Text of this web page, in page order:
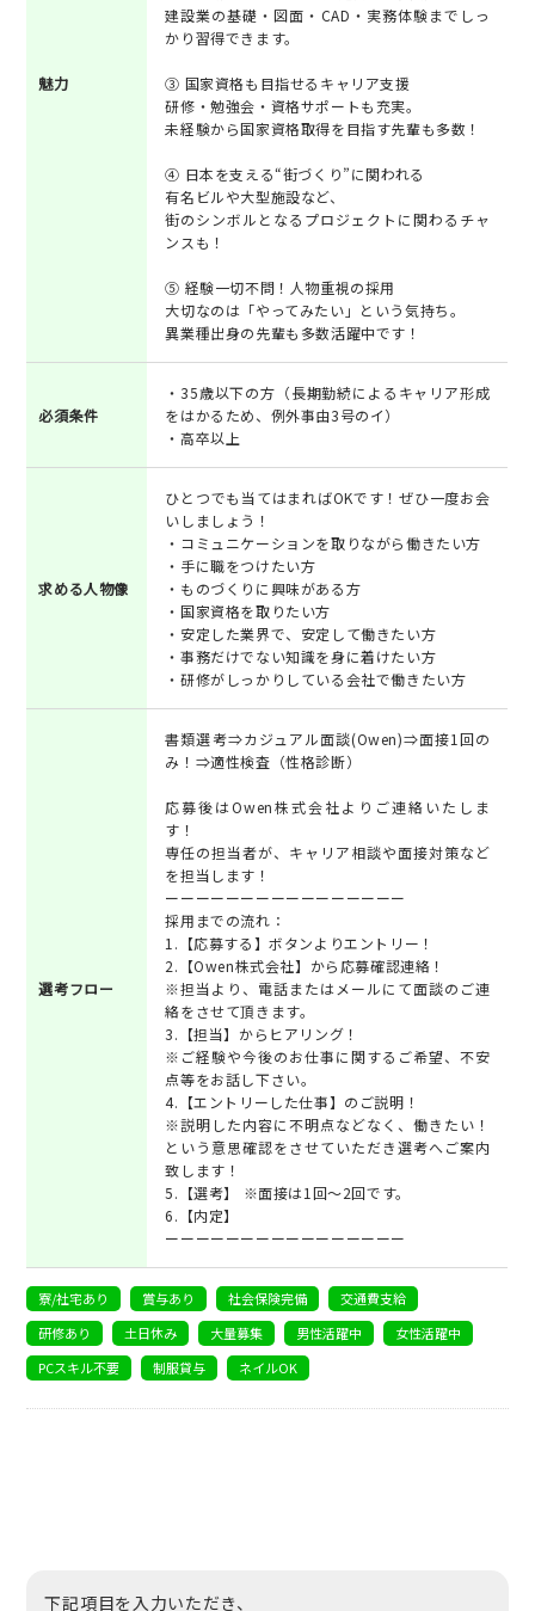
魅力
建設業の基礎・図面・CAD・実務体験までしっ
かり習得できます。
③ 国家資格も目指せるキャリア支援
研修・勉強会・資格サポートも充実。
未経験から国家資格取得を目指す先輩も多数！
④ 日本を支える“街づくり”に関われる
有名ビルや大型施設など、
街のシンボルとなるプロジェクトに関わるチャ
ンスも！
⑤ 経験一切不問！人物重視の採用
大切なのは「やってみたい」という気持ち。
異業種出身の先輩も多数活躍中です！
必須条件
・35歳以下の方（長期勤続によるキャリア形成
をはかるため、例外事由3号のイ）
・高卒以上
求める人物像
ひとつでも当てはまればOKです！ぜひ一度お会
いしましょう！
・コミュニケーションを取りながら働きたい方
・手に職をつけたい方
・ものづくりに興味がある方
・国家資格を取りたい方
・安定した業界で、安定して働きたい方
・事務だけでない知識を身に着けたい方
・研修がしっかりしている会社で働きたい方
選考フロー
書類選考⇒カジュアル面談(Owen)⇒面接1回の
み！⇒適性検査（性格診断）
応募後はOwen株式会社よりご連絡いたしま
す！
専任の担当者が、キャリア相談や面接対策など
を担当します！
ーーーーーーーーーーーーーーーー
採用までの流れ：
1.【応募する】ボタンよりエントリー！
2.【Owen株式会社】から応募確認連絡！
※担当より、電話またはメールにて面談のご連
絡をさせて頂きます。
3.【担当】からヒアリング！
※ご経験や今後のお仕事に関するご希望、不安
点等をお話し下さい。
4.【エントリーした仕事】のご説明！
※説明した内容に不明点などなく、働きたい！
という意思確認をさせていただき選考へご案内
致します！
5.【選考】 ※面接は1回～2回です。
6.【内定】
ーーーーーーーーーーーーーーーー
寮/社宅あり 賞与あり 社会保険完備
交通費支給
研修あり
土日休み 大量募集 男性活躍中
女性活躍中
PCスキル不要
制服貸与 ネイルOK
下記項目を入力いただき、